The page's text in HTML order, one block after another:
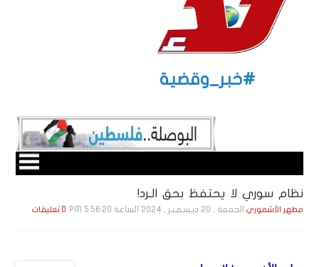
#خبر_وقضية
نظام سوري لا يحتفظ بحق الـرد!
مطهر الأشموري الجمعة , 20 ديـسـمـبـر , 2024 الساعة 5:56:20 PM 0 تعليقات